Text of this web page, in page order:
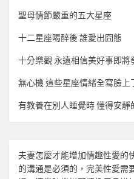
聖母情節嚴重的五大星座
十二星座喝醉後 誰愛出囧態
十分樂觀 永遠相信美好事即將
無心機 這些星座情緒全寫臉上
有教養在別人睡覺時 懂得安靜
夫妻怎麼才能增加情趣性愛的
的溝通是必須的，完美性愛需